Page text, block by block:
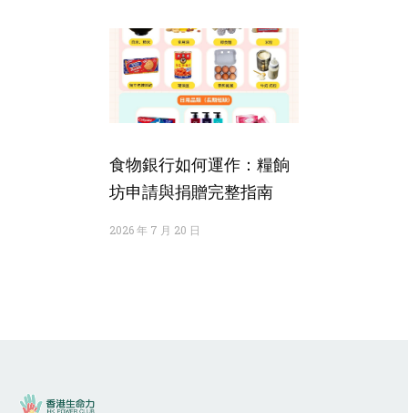
食物銀行如何運作：糧餉
坊申請與捐贈完整指南
2026 年 7 月 20 日